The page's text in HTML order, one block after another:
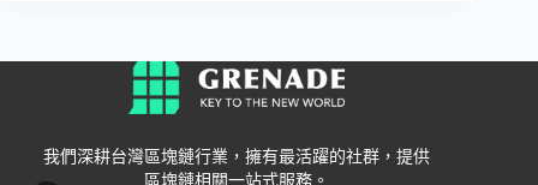
我們深耕台灣區塊鏈行業，擁有最活躍的社群，提供
區塊鏈相關一站式服務。